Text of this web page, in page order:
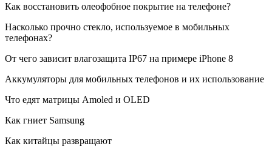
Как восстановить олеофобное покрытие на телефоне?
Насколько прочно стекло, используемое в мобильных
телефонах?
От чего зависит влагозащита IP67 на примере iPhone 8
Аккумуляторы для мобильных телефонов и их использование
Что едят матрицы Amoled и OLED
Как гниет Samsung
Как китайцы развращают